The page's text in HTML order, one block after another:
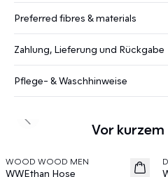
Preferred fibres & materials
Zahlung, Lieferung und Rückgabe
Pflege- & Waschhinweise
Vor kurzem
News
WOOD WOOD MEN
WWEthan Hose
Previous slide